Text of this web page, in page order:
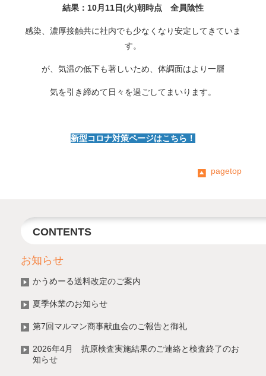
結果：10月11日(火)朝時点 全員陰性
感染、濃厚接触共に社内でも少なくなり安定してきていま
す。
が、気温の低下も著しいため、体調面はより一層
気を引き締めて日々を過ごしてまいります。
新型コロナ対策ページはこちら！
pagetop
CONTENTS
お知らせ
かうめーる送料改定のご案内
夏季休業のお知らせ
第7回マルマン商事献血会のご報告と御礼
2026年4月 抗原検査実施結果のご連絡と検査終了のお
知らせ